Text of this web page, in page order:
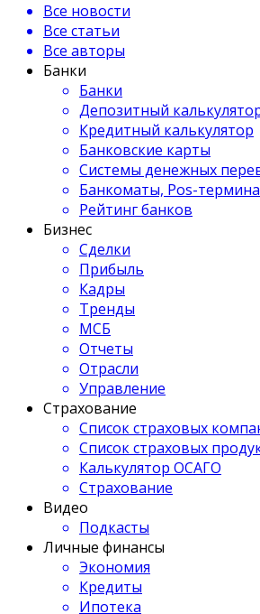
Все новости
Все статьи
Все авторы
Банки
Банки
Депозитный
Кредитный калькулятор
Банковские карты
Системы денежных
Банкоматы, Pos-
Рейтинг банков
Бизнес
Сделки
Прибыль
Кадры
Тренды
МСБ
Отчеты
Отрасли
Управление
Страхование
Список страховых
Список страховых
Калькулятор ОСАГО
Страхование
Видео
Подкасты
Личные финансы
Экономия
Кредиты
Ипотека